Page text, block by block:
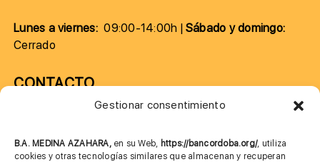
Gestionar consentimiento
B.A. MEDINA AZAHARA, en su Web, https://bancordoba.org/, utiliza
cookies y otras tecnologías similares que almacenan y recuperan
Lunes a viernes:09:00-14:00h |Sábado y domingo:
Cerrado
CONTACTO
685 901 226